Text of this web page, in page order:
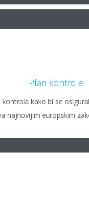
Plan kontrole
kontrola kako bi se
najnovijim europskim